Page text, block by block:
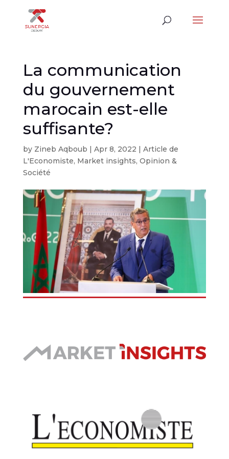
La communication
du gouvernement
marocain est-elle
suffisante?
by Zineb Aqboub | Apr 8, 2022 | Article de
L'Economiste, Market insights, Opinion &
Société